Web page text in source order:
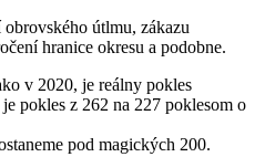
útlmu, zákazu
hranice okresu a podobne.
v 2020, je reálny pokles
pokles z 262 na 227 poklesom o
pod magických 200.